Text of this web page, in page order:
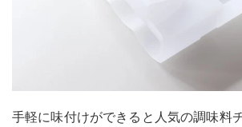
手軽に味付けができると人気の調味料